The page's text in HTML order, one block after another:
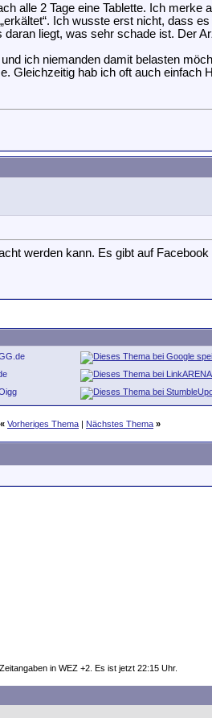
alle 2 Tage eine Tablette. Ich
Ich wusste erst nicht, dass
liegt, was sehr schade ist. Der
ich niemanden damit belasten
Gleichzeitig hab ich oft auch einfach
werden kann. Es gibt auf
« Vorheriges Thema | Nächstes Thema »
in WEZ +2. Es ist jetzt 22:15 Uhr.